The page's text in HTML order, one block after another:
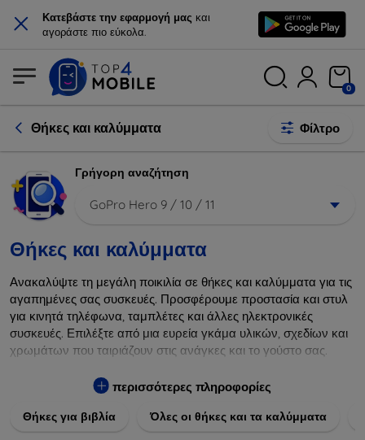
× Κατεβάστε την εφαρμογή μας και
αγοράστε πιο εύκολα.
0
Θήκες και καλύμματα Φίλτρο
Γρήγορη αναζήτηση
GoPro Hero 9 / 10 / 11
Θήκες και καλύμματα
Ανακαλύψτε τη μεγάλη ποικιλία σε θήκες και καλύμματα για τις
αγαπημένες σας συσκευές. Προσφέρουμε προστασία και στυλ
για κινητά τηλέφωνα, ταμπλέτες και άλλες ηλεκτρονικές
συσκευές. Επιλέξτε από μια ευρεία γκάμα υλικών, σχεδίων και
χρωμάτων που ταιριάζουν στις ανάγκες και το γούστο σας.
πτώσεις και άλλες φθορές, ενώ παράλληλα δίνετε ένα
και τη διάρκεια ζωής των συσκευών σας με τις κορυφαίες
περισσότερες πληροφορίες
Θήκες για βιβλία Όλες οι θήκες και τα καλύμματα